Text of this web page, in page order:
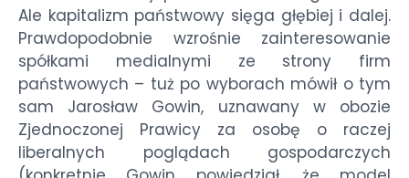
Ale kapitalizm państwowy sięga głębiej i dalej.
Prawdopodobnie wzrośnie zainteresowanie
spółkami medialnymi ze strony firm
państwowych – tuż po wyborach mówił o tym
sam Jarosław Gowin, uznawany w obozie
Zjednoczonej Prawicy za osobę o raczej
liberalnych poglądach gospodarczych